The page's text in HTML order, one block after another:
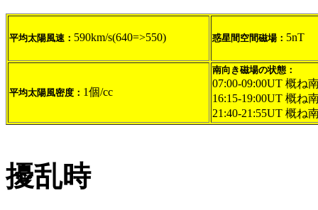
平均太陽風速： 590km/s(640=>550) 惑星間空間磁場： 5nT
平均太陽風密度： 1個/cc
南向き磁場の状態：
07:00-09:00UT 概ね
16:15-19:00UT 概ね
21:40-21:55UT 概ね
擾乱時